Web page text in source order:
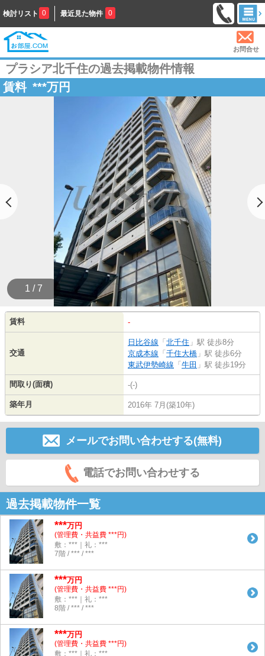
検討リスト 0 最近見た物件 0
お問合せ
プラシア北千住の過去掲載物件情報
賃料 ***万円
1 / 7
賃料 -
交通
日比谷線 「 北千住 」駅 徒歩8分
京成本線 「 千住大橋 」駅 徒歩6分
東武伊勢崎線 「 牛田 」駅 徒歩19分
間取り(面積) -(-)
築年月 2016年 7月(築10年)
メールでお問い合わせする(無料)
電話でお問い合わせする
過去掲載物件一覧
***万円
(管理費・共益費 ***円)
敷：***｜礼：***
7階 / *** / ***
***万円
(管理費・共益費 ***円)
敷：***｜礼：***
8階 / *** / ***
***万円
(管理費・共益費 ***円)
敷：***｜礼：***